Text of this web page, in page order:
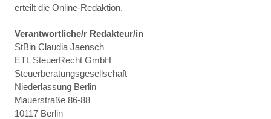
erteilt die Online-Redaktion.
Verantwortliche/r Redakteur/in
StBin Claudia Jaensch
ETL SteuerRecht GmbH
Steuerberatungsgesellschaft
Niederlassung Berlin
Mauerstraße 86-88
10117 Berlin